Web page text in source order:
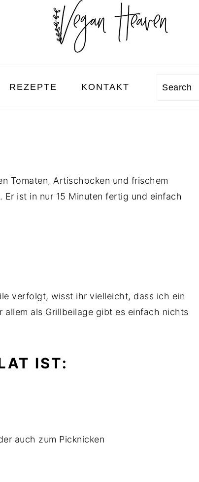
REZEPTE KONTAKT Search
Tomaten, Artischocken und frischem
ist in nur 15 Minuten fertig und einfach
verfolgt, wisst ihr vielleicht, dass ich ein
allem als Grillbeilage gibt es einfach nichts
IST:
auch zum Picknicken